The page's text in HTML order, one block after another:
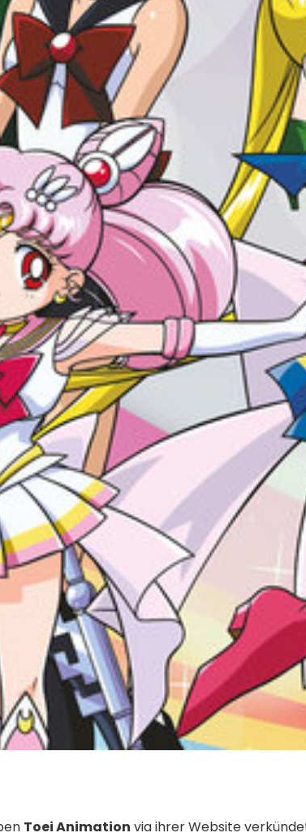
Toei Animation via ihrer Website